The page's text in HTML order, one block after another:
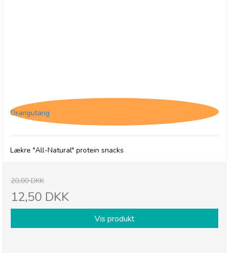
Orangutang
Lækre "All-Natural" protein snacks
20,00 DKK
12,50 DKK
Vis produkt